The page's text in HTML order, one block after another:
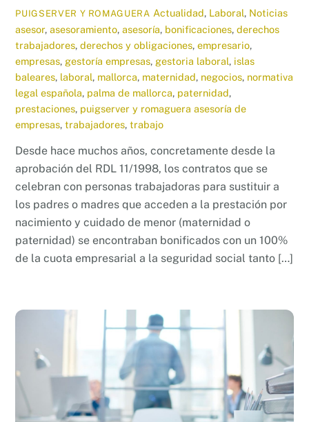
PUIGSERVER Y ROMAGUERA Actualidad, Laboral, Noticias
asesor,asesoramiento,asesoría, bonificaciones,derechos
trabajadores,derechos y obligaciones,empresario,
empresas, gestoría empresas, gestoria laboral, islas
baleares, laboral, mallorca, maternidad, negocios, normativa
legal española, palma de mallorca, paternidad,
prestaciones, puigserver y romaguera asesoría de
empresas,trabajadores,trabajo
Desde hace muchos años, concretamente desde la
aprobación del RDL 11/1998, los contratos que se
celebran con personas trabajadoras para sustituir a
los padres o madres que acceden a la prestación por
nacimiento y cuidado de menor (maternidad o
paternidad) se encontraban bonificados con un 100%
de la cuota empresarial a la seguridad social tanto […]